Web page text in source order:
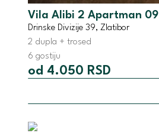
Vila Alibi 2 Apartman 09
Drinske Divizije 39, Zlatibor
2 dupla + trosed
6 gostiju
od 4.050 RSD